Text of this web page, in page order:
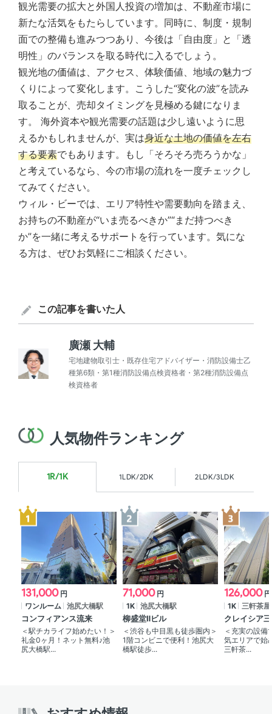
観光需要の拡大と外国人投資の増加は、不動産市場に
新たな活気をもたらしています。同時に、制度・規制
面での整備も進みつつあり、今後は「自由度」と「透
明性」のバランスを取る時代に入るでしょう。
観光地の価値は、アクセス、体験価値、地域の魅力づ
くりによって変化します。こうした“変化の波”を読み
取ることが、売却タイミングを見極める鍵になりま
す。 海外資本や観光需要の話題は少し遠いように思
えるかもしれませんが、実は身近な土地の価値を左右
する要素でもあります。もし「そろそろ売ろうかな」
と考えているなら、今の市場の流れを一度チェックし
てみてください。
ウィル・ビーでは、エリア特性や需要動向を踏まえ、
お持ちの不動産が“いま売るべきか”“まだ持つべき
か”を一緒に考えるサポートを行っています。気にな
る方は、ぜひお気軽にご相談ください。
この記事を書いた人
廣瀬 大輔
宅地建物取引士・既存住宅アドバイザー・消防設備士乙
種第6類・第1種消防設備点検資格者・第2種消防設備点
検資格者
人気物件ランキング
1R/1K 1LDK/2DK 2LDK/3LDK
131,000 円
ワンルーム 池尻大橋駅
コンフィアンス流来
＜駅チカライフ始めたい！＞
礼金0ヶ月！ネット無料♪池
尻大橋駅...
71,000 円
1K
池尻大橋駅
柳盛堂Ⅱビル
＜渋谷も中目黒も徒歩圏内＞
1階コンビニで便利！池尻大
橋駅徒歩...
126,000 円
1K
三軒茶屋
クレイシア
＜充実の設備
気エリアで始
三軒茶...